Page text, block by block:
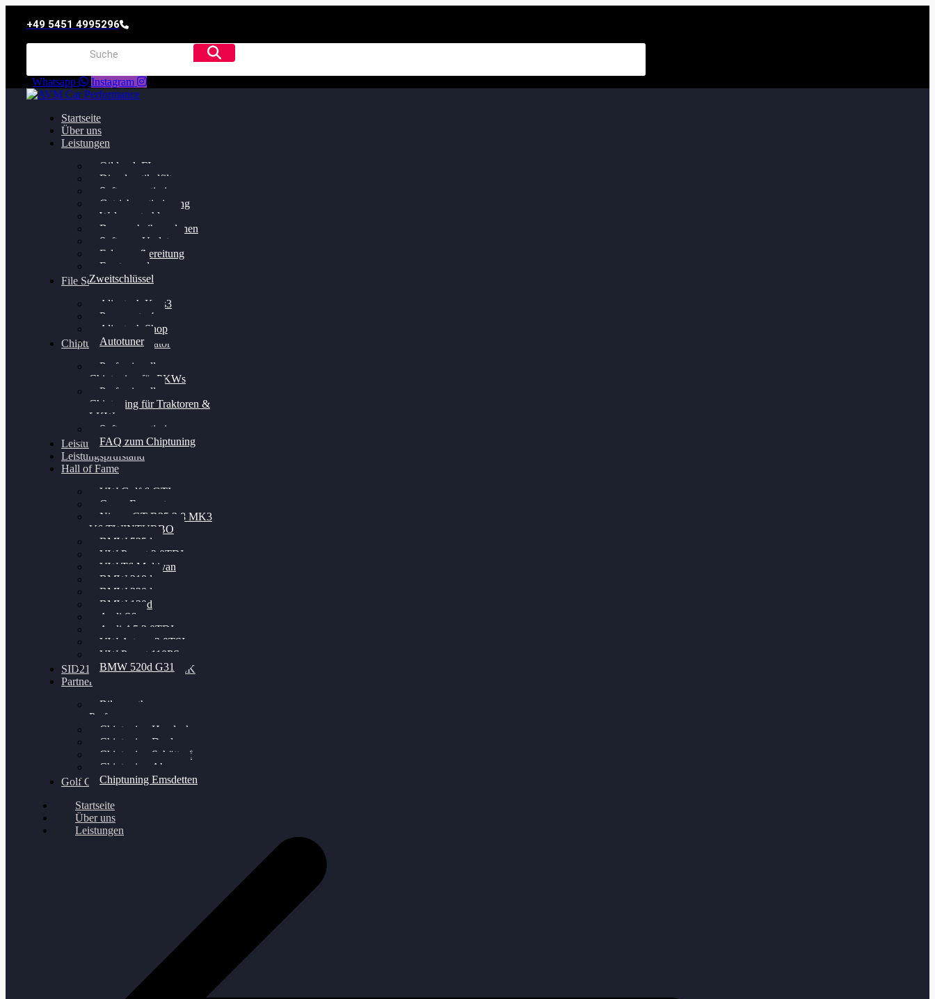
+49 5451 4995296
Whatsapp Instagram
Startseite
Über uns
Leistungen
Oildruck FIx
Dieselpartikelfilter
Softwareoptimierung
Getriebeoptimierung
Walnussstrahlen
Bremsscheiben planen
Software Update
Felgenaufbereitung
Ersatz- und
Zweitschlüssel
File Service
Alientech Kess3
Powergate 4
Alientech Shop
Autotuner
Chiptuning Konfigurator
Professionelles
Chiptuning für PKWs
Professionelles
Chiptuning für Traktoren &
LKW
Softwareoptimierung
FAQ zum Chiptuning
Leistungsmessung
Leistungsprüfstand
Hall of Fame
VW Golf 6 GTI
Cupra Formentor
Nissan GT-R35 3.8 MK3
V6 TWINTURBO
BMW 525d
VW Passat 2.0TDI
VW T6 Multivan
BMW 318d
BMW 320d
BMW 120d
Audi S6
Audi A5 3.0TDI
VW Arteon 2.0TSI
VW Passat 110PS
BMW 520d G31
SID212 / 212EVO UNLOCK
Partner
Bilgenroth
Performance
Chiptuning Herzlacke
Chiptuning Duelmen
Chiptuning Schüttorf
Chiptuning Ahaus
Chiptuning Emsdetten
Golf Gewinnspiel
Startseite
Über uns
Leistungen